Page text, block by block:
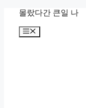
몰랐다간 큰일 나
메